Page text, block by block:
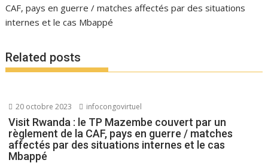
CAF, pays en guerre / matches affectés par des situations
internes et le cas Mbappé
Related posts
20 octobre 2023 infocongovirtuel
Visit Rwanda : le TP Mazembe couvert par un
règlement de la CAF, pays en guerre / matches
affectés par des situations internes et le cas
Mbappé